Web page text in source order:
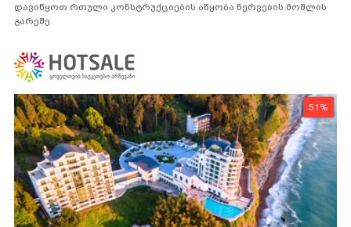
დავიწყოთ რთული კონსტრუქციების აწყობა ნერვების მოშლის
გარეშე
51%